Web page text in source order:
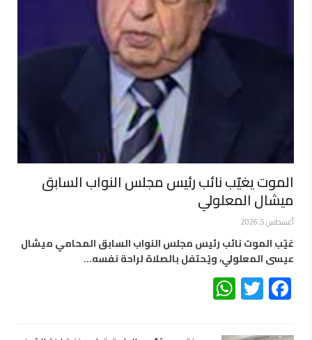
الموت يغيّب نائب رئيس مجلس النواب السابق
ميشال المعلولي
أغسطس 5, 2026
غيّب الموت نائب رئيس مجلس النواب السابق المحامي ميشال
عيسى المعلولي، ويُحتفل بالصلاة لراحة نفسه…
Facebook
Twitter